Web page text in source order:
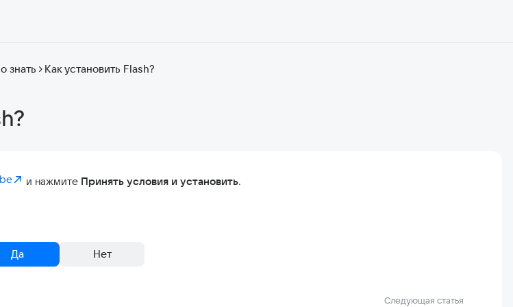
знать Как установить Flash?
и нажмите Принять условия и установить.
Да Нет
Следующая статья